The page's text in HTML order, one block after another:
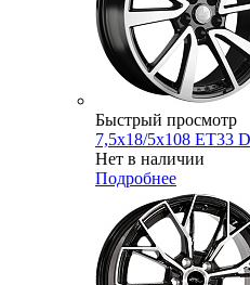
Быстрый просмотр
7,5x18/5x108 ET33
Нет в наличии
Подробнее